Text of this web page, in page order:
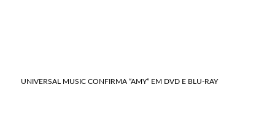
UNIVERSAL MUSIC CONFIRMA “AMY” EM DVD E BLU-RAY